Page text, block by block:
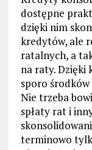
dostępne
dzięki nim
kredytów, ale
ratalnych, a
na raty. Dzięki
sporo
Nie trzeba
spłaty rat i
terminowo